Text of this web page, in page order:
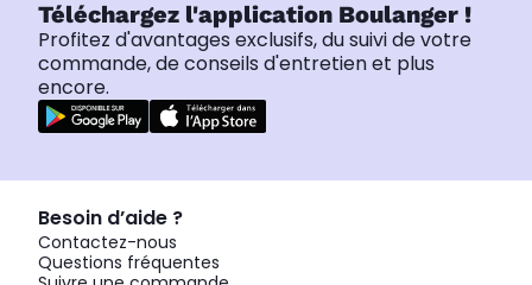
Téléchargez l'application Boulanger !
Profitez d'avantages exclusifs, du suivi de votre
commande, de conseils d'entretien et plus
encore.
Besoin d’aide ?
Contactez-nous
Questions fréquentes